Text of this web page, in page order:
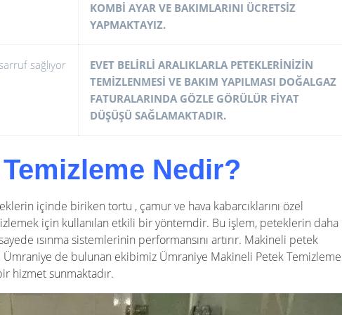
KOMBİ AYAR VE BAKIMLARINI ÜCRETSİZ
YAPMAKTAYIZ.
sağlıyor
EVET BELİRLİ ARALIKLARLA PETEKLERİNİZİN
TEMİZLENMESİ VE BAKIM YAPILMASI DOĞALGAZ
FATURALARINDA GÖZLE GÖRÜLÜR FİYAT
DÜŞÜŞÜ SAĞLAMAKTADIR.
Nedir?
içinde biriken tortu , çamur ve hava kabarcıklarını özel
için kullanılan etkili bir yöntemdir. Bu işlem, peteklerin daha
ısınma sistemlerinin performansını artırır. Makineli petek
de bulunan ekibimiz Ümraniye Makineli Petek Temizleme
hizmet sunmaktadır.